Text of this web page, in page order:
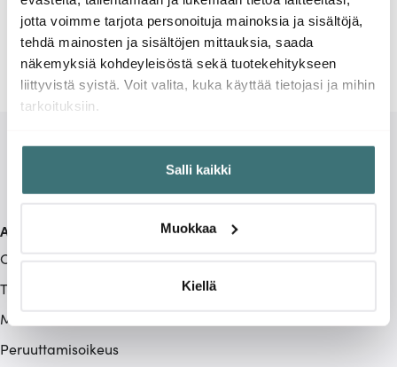
jotta voimme tarjota personoituja mainoksia ja sisältöjä,
tehdä mainosten ja sisältöjen mittauksia, saada
näkemyksiä kohdeyleisöstä sekä tuotekehitykseen
liittyvistä syistä. Voit valita, kuka käyttää tietojasi ja mihin
tarkoituksiin.
Jos sallit, haluamme myös tehdä seuraavia:
Kerätä tietoja maantieteellisestä sijainnistasi,
mahdollisesti muutaman metrin tarkkuudella
aktiivisesti (sormenjäljen muodostaminen)
tiedot-osiossa
evästeilmoituksessa.
Salli kaikki
Muokkaa
Kiellä
Asiakaspalvelu
Ota yhteyttä
Toimitustavat
Maksutavat
Peruuttamisoikeus